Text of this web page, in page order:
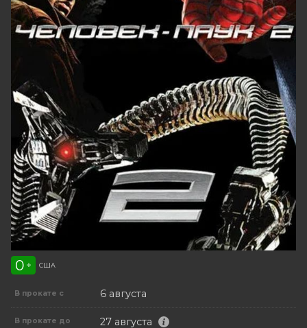
0 + США
В прокате с 6 августа
В прокате до 27 августа